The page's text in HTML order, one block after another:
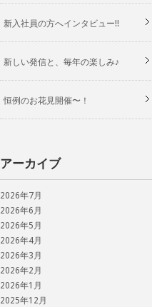
新入社員の方へインタビュー!!
新しい発信と、毎年の楽しみ♪
恒例のお花見開催〜！
アーカイブ
2026年7月
2026年6月
2026年5月
2026年4月
2026年3月
2026年2月
2026年1月
2025年12月